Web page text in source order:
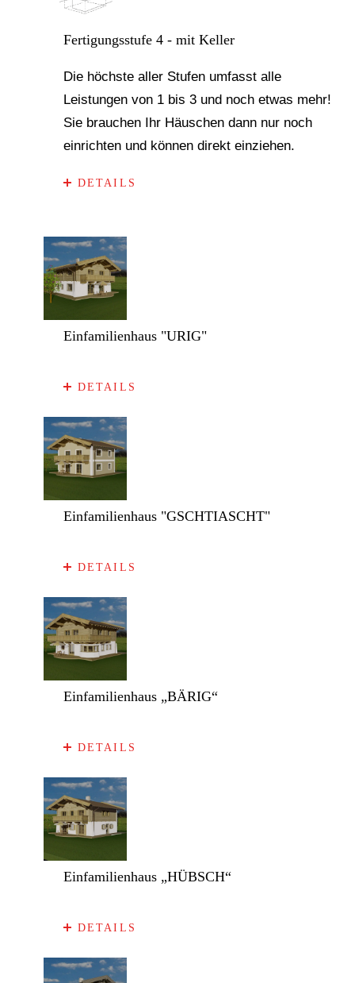
Fertigungsstufe 4 - mit Keller
Die höchste aller Stufen umfasst alle
Leistungen von 1 bis 3 und noch etwas mehr!
Sie brauchen Ihr Häuschen dann nur noch
einrichten und können direkt einziehen.
DETAILS
Einfamilienhaus "URIG"
DETAILS
Einfamilienhaus "GSCHTIASCHT"
DETAILS
Einfamilienhaus „BÄRIG“
DETAILS
Einfamilienhaus „HÜBSCH“
DETAILS